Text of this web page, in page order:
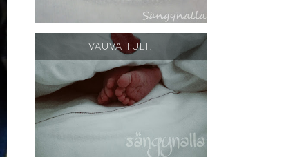
VAUVA TULI!